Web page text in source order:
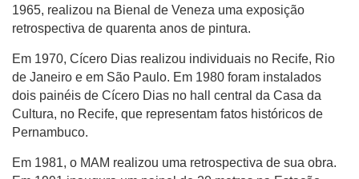
1965, realizou na Bienal de Veneza uma exposição
retrospectiva de quarenta anos de pintura.
Em 1970, Cícero Dias realizou individuais no Recife, Rio
de Janeiro e em São Paulo. Em 1980 foram instalados
dois painéis de Cícero Dias no hall central da Casa da
Cultura, no Recife, que representam fatos históricos de
Pernambuco.
Em 1981, o MAM realizou uma retrospectiva de sua obra.